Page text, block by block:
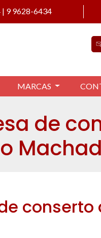
9 9628-6434
MARCAS
de
conserto